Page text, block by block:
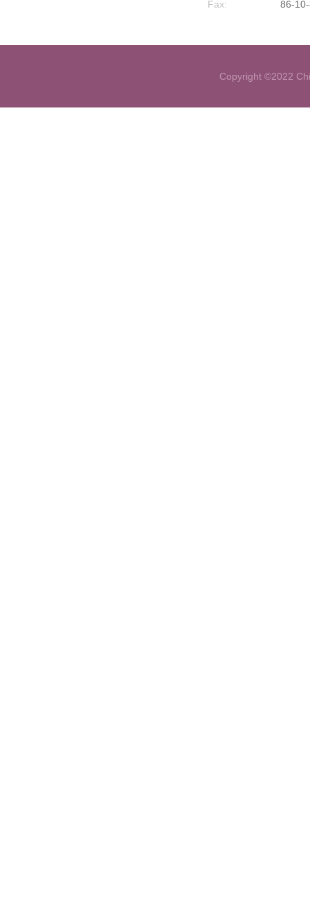
Fax: 86-
Copyright ©2022